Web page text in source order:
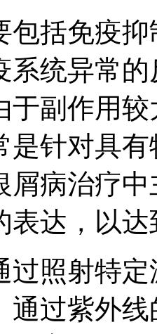
包括免疫
系统异常
于副作用
是针对具
屑病治疗
表达，以
过照射特
通过紫外